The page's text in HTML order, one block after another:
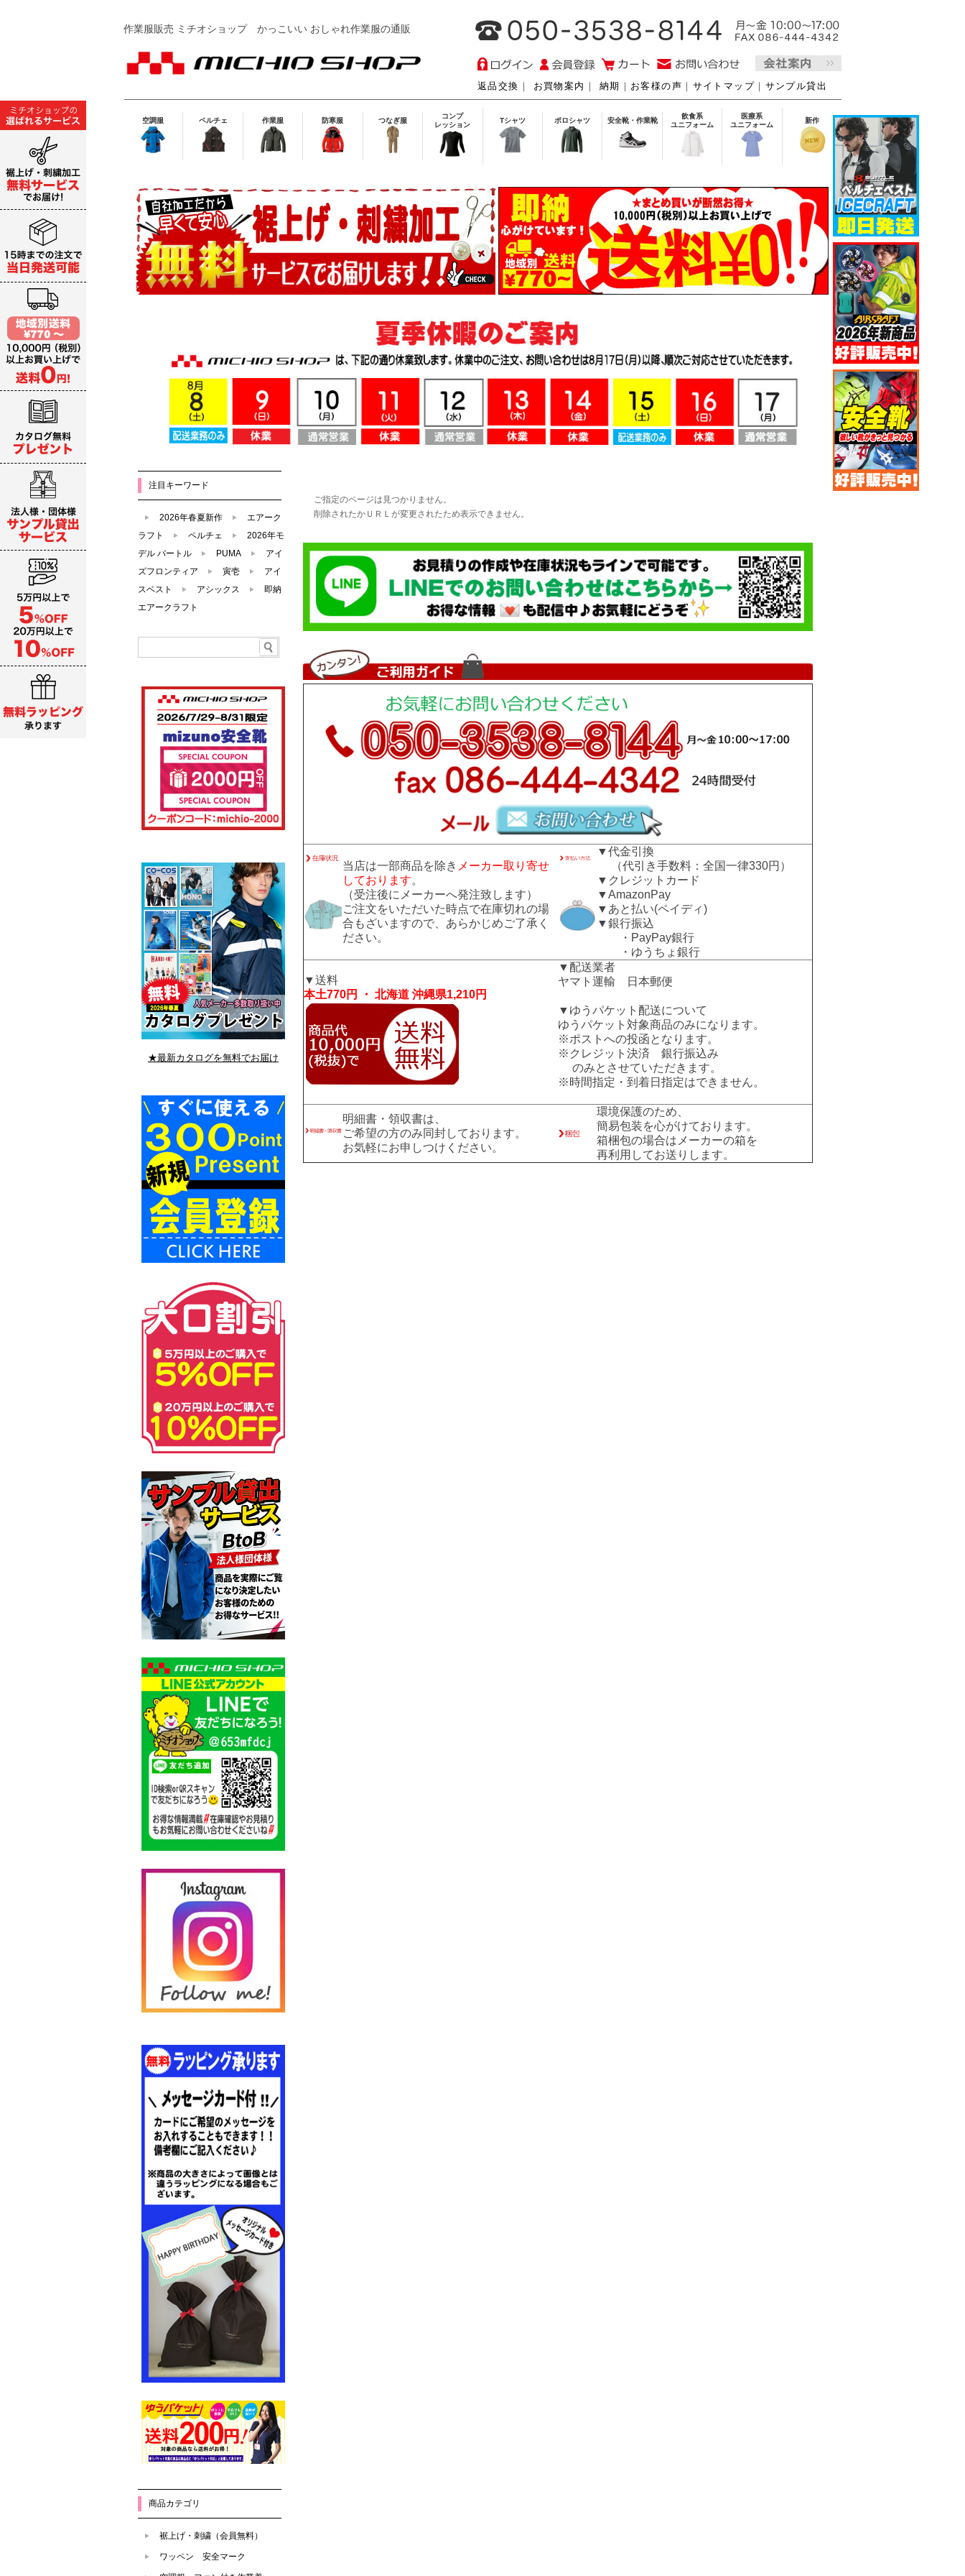
作業服販売 ミチオショップかっこいい おしゃれ作業服の通販
返品交換 ｜ お買物案内 ｜ 納期 ｜ お客様の声 ｜ サイトマップ ｜ サンプル貸出
空調服 ペルチェ 作業服 防寒服 つなぎ服
コンプ
レッション
Tシャツ ポロシャツ 安全靴・作業靴
飲食系
ユニフォーム
医療系
ユニフォーム
新作
ご指定のページは見つかりません。
削除されたかＵＲＬが変更されたため表示できません。
当店は一部商品を除き メーカー取り寄せ
しております。
（受注後にメーカーへ発注致します）
ご注文をいただいた時点で在庫切れの場
合もざいますので、あらかじめご了承く
ださい。
▼代金引換
（代引き手数料：全国一律330円）
▼クレジットカード
▼AmazonPay
▼あと払い(ペイディ)
▼銀行振込
・PayPay銀行
・ゆうちょ銀行
▼送料
本土770円 ・ 北海道 沖縄県1,210円
▼配送業者
ヤマト運輸 日本郵便
▼ゆうパケット配送について
ゆうパケット対象商品のみになります。
※ポストへの投函となります。
※クレジット決済 銀行振込み
のみとさせていただきます。
※時間指定・到着日指定はできません。
明細書・領収書は、
ご希望の方のみ同封しております。
お気軽にお申しつけください。
環境保護のため、
簡易包装を心がけております。
箱梱包の場合はメーカーの箱を
再利用してお送りします。
注目キーワード
2026年春夏新作
エアーク
ラフト
ペルチェ
2026年モ
デル バートル
PUMA
アイ
ズフロンティア
寅壱
アイ
スベスト
アシックス
即納
エアークラフト
★最新カタログを無料でお届け
商品カテゴリ
裾上げ・刺繍（会員無料）
ワッペン 安全マーク